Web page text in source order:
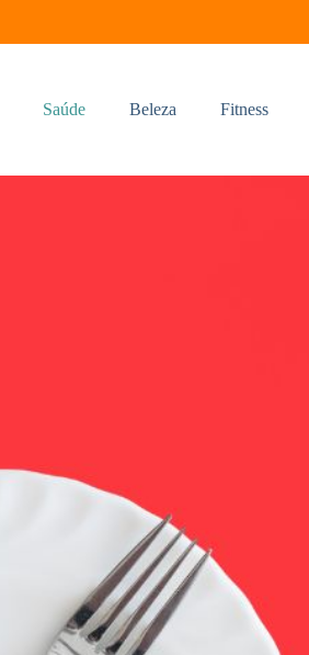
Saúde Beleza Fitness